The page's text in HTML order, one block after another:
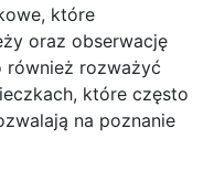
które
oraz obserwację
również rozważyć
które często
na poznanie